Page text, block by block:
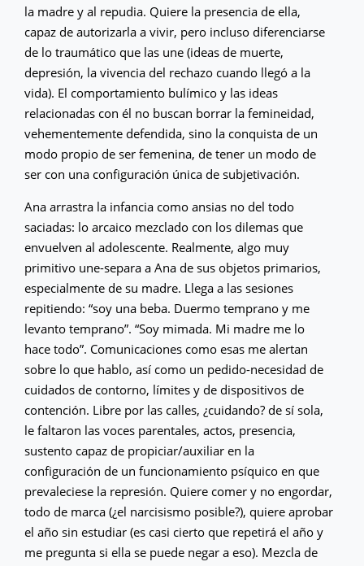
la madre y al repudia. Quiere la presencia de ella,
capaz de autorizarla a vivir, pero incluso diferenciarse
de lo traumático que las une (ideas de muerte,
depresión, la vivencia del rechazo cuando llegó a la
vida). El comportamiento bulímico y las ideas
relacionadas con él no buscan borrar la femineidad,
vehementemente defendida, sino la conquista de un
modo propio de ser femenina, de tener un modo de
ser con una configuración única de subjetivación.
Ana arrastra la infancia como ansias no del todo
saciadas: lo arcaico mezclado con los dilemas que
envuelven al adolescente. Realmente, algo muy
primitivo une-separa a Ana de sus objetos primarios,
especialmente de su madre. Llega a las sesiones
repitiendo: “soy una beba. Duermo temprano y me
levanto temprano”. “Soy mimada. Mi madre me lo
hace todo”. Comunicaciones como esas me alertan
sobre lo que hablo, así como un pedido-necesidad de
cuidados de contorno, límites y de dispositivos de
contención. Libre por las calles, ¿cuidando? de sí sola,
le faltaron las voces parentales, actos, presencia,
sustento capaz de propiciar/auxiliar en la
configuración de un funcionamiento psíquico en que
prevaleciese la represión. Quiere comer y no engordar,
todo de marca (¿el narcisismo posible?), quiere aprobar
el año sin estudiar (es casi cierto que repetirá el año y
me pregunta si ella se puede negar a eso). Mezcla de